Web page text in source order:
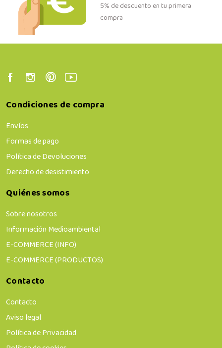
5% de descuento en tu primera
compra
Condiciones de compra
Envíos
Formas de pago
Política de Devoluciones
Derecho de desistimiento
Quiénes somos
Sobre nosotros
Información Medioambiental
E-COMMERCE (INFO)
E-COMMERCE (PRODUCTOS)
Contacto
Contacto
Aviso legal
Política de Privacidad